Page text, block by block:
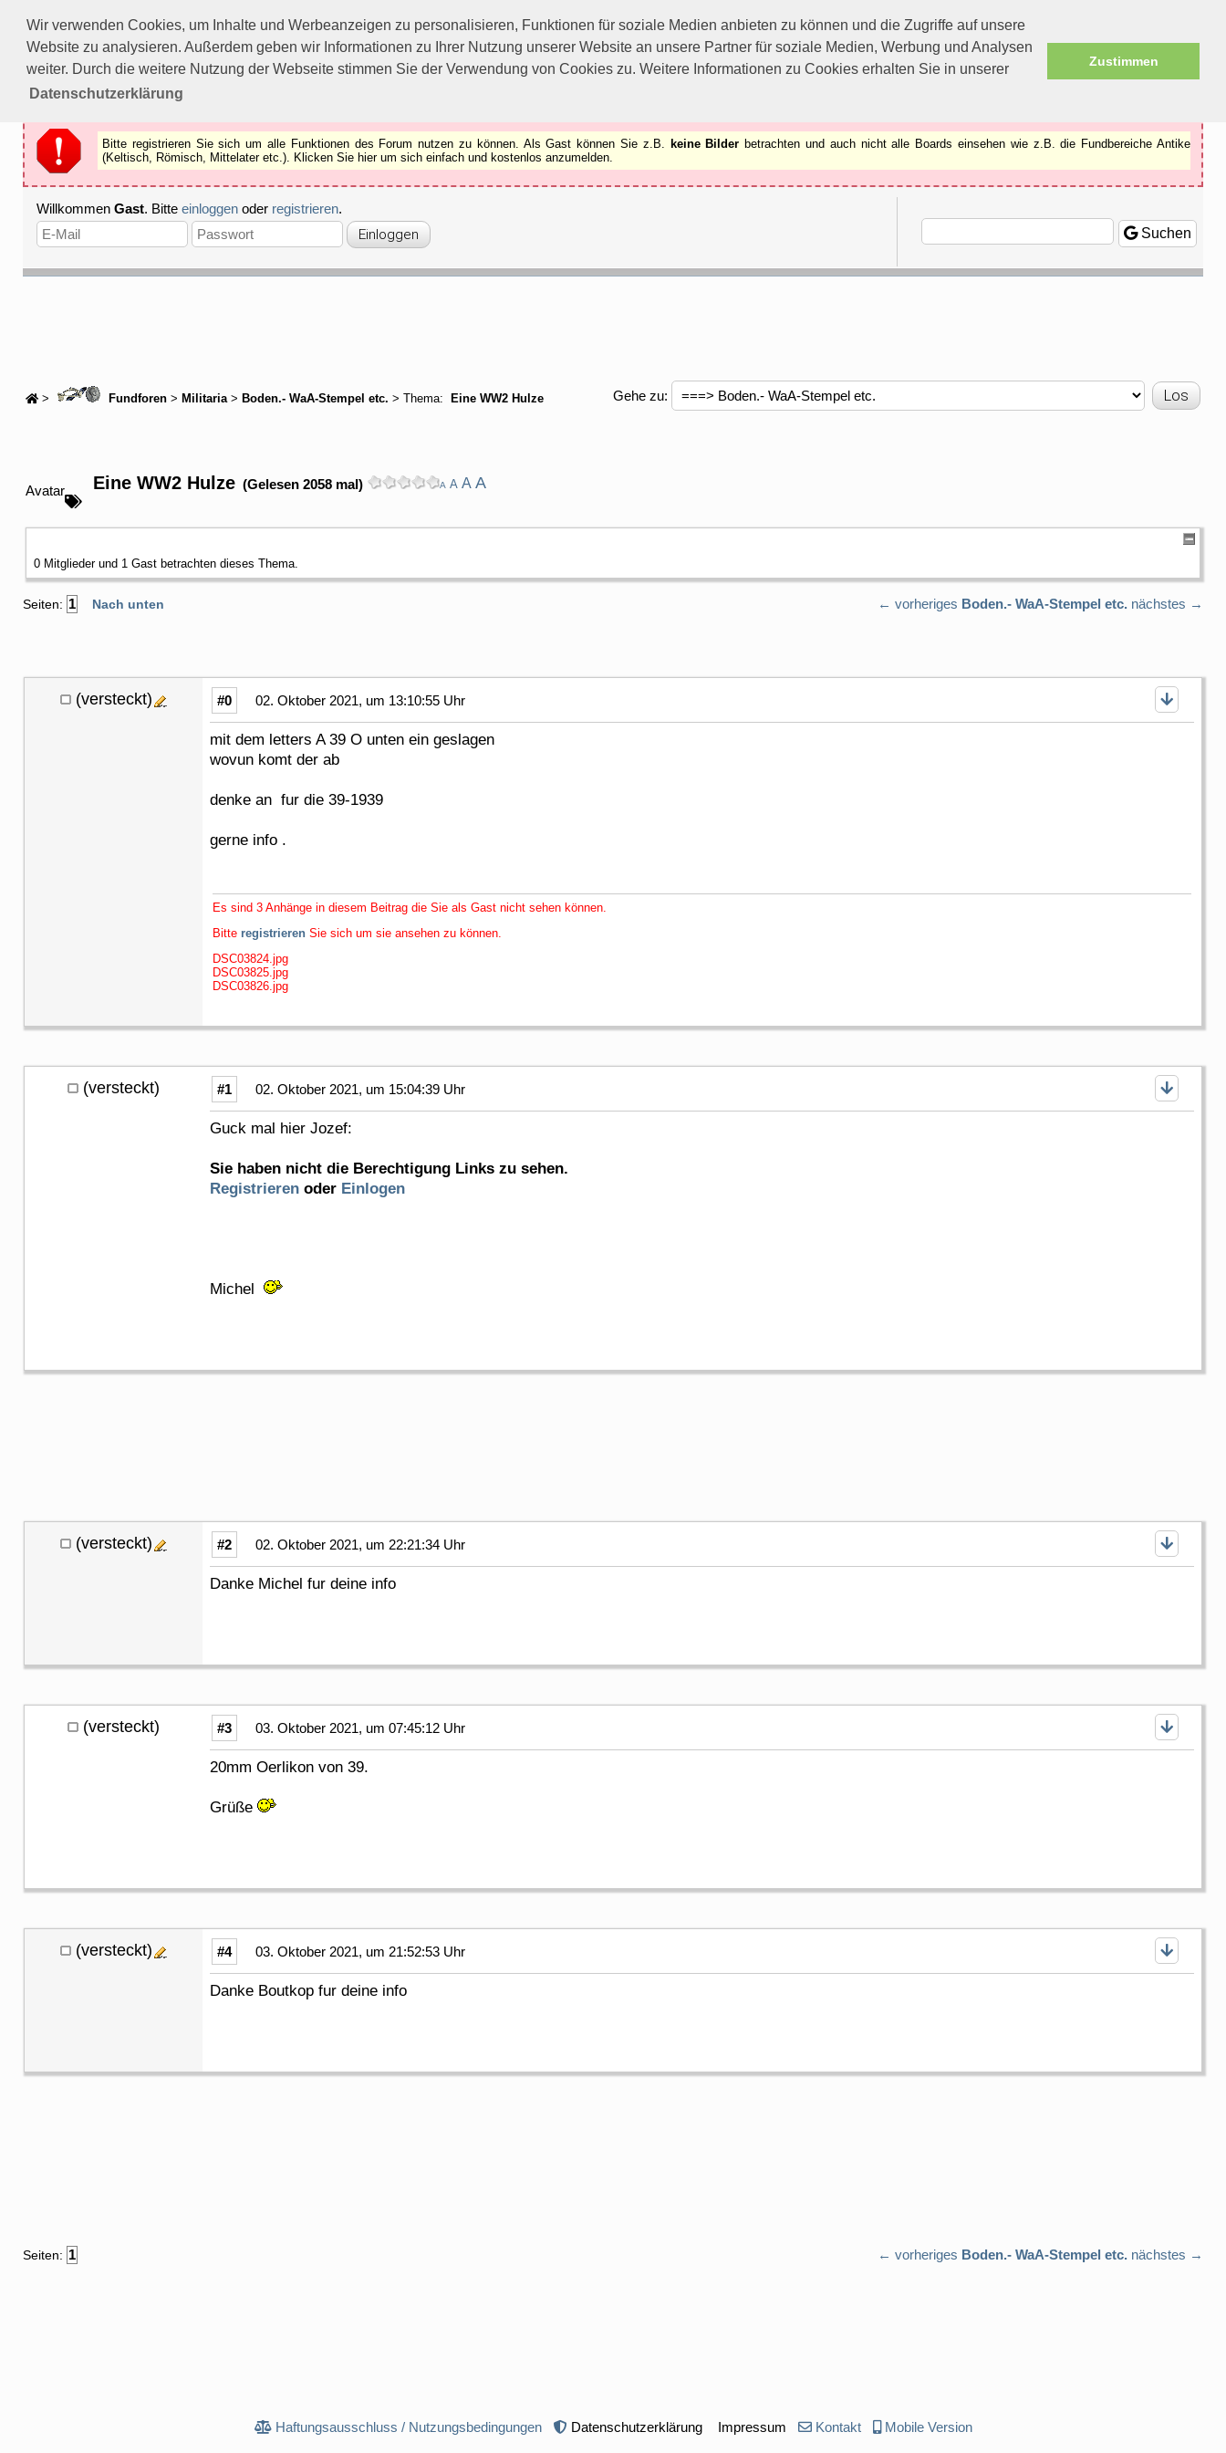
Wir verwenden Cookies, um Inhalte und Werbeanzeigen zu personalisieren, Funktionen für soziale Medien anbieten zu können und die Zugriffe auf unsere
Website zu analysieren. Außerdem geben wir Informationen zu Ihrer Nutzung unserer Website an unsere Partner für soziale Medien, Werbung und Analysen
weiter. Durch die weitere Nutzung der Webseite stimmen Sie der Verwendung von Cookies zu. Weitere Informationen zu Cookies erhalten Sie in unserer
Datenschutzerklärung
Zustimmen
Bitte registrieren Sie sich um alle Funktionen des Forums nutzen zu können.
Als Gast können Sie z.B.keine Bilderbetrachten.
Registrieren
Schliessen
Bitte registrieren Sie sich um alle Funktionen des Forum nutzen zu können. Als Gast können Sie z.B. keine Bilder betrachten und auch nicht alle Boards einsehen wie z.B. die Fundbereiche Antike
(Keltisch, Römisch, Mittelater etc.). Klicken Sie hier um sich einfach und kostenlos anzumelden.
Willkommen Gast. Bitte einloggen oder registrieren.
Suchen
> Fundforen > Militaria> Boden.- WaA-Stempel etc. > Thema: Eine WW2 Hulze Gehe zu:
Avatar Eine WW2 Hulze (Gelesen 2058 mal) A A A A
0 Mitglieder und 1 Gast betrachten dieses Thema.
Seiten: 1 Nach unten ← vorheriges Boden.- WaA-Stempel etc. nächstes →
(versteckt) #0 02. Oktober 2021, um 13:10:55 Uhr
mit dem letters A 39 O unten ein geslagen
wovun komt der ab
denke an fur die 39-1939
gerne info .
Es sind 3 Anhänge in diesem Beitrag die Sie als Gast nicht sehen können.
Bitte registrieren Sie sich um sie ansehen zu können.
DSC03824.jpg
DSC03825.jpg
DSC03826.jpg
(versteckt) #1 02. Oktober 2021, um 15:04:39 Uhr
Guck mal hier Jozef:
Sie haben nicht die Berechtigung Links zu sehen.
Registrieren oder Einlogen
Michel
(versteckt) #2 02. Oktober 2021, um 22:21:34 Uhr
Danke Michel fur deine info
(versteckt) #3 03. Oktober 2021, um 07:45:12 Uhr
20mm Oerlikon von 39.
Grüße
(versteckt) #4 03. Oktober 2021, um 21:52:53 Uhr
Danke Boutkop fur deine info
Seiten: 1 ← vorheriges Boden.- WaA-Stempel etc. nächstes →
Haftungsausschluss / Nutzungsbedingungen Datenschutzerklärung Impressum Kontakt Mobile Version